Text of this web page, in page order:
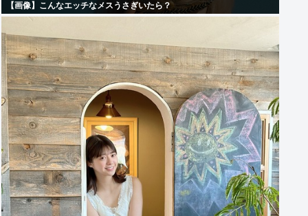
【画像】こんなエッチなメスうさぎいたら？